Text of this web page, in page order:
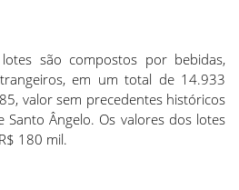
são compostos por bebidas,
em um total de 14.933
valor sem precedentes históricos
Santo Ângelo. Os valores dos lotes
180 mil.